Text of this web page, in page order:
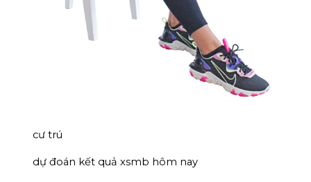
cư trú
dự đoán kết quả xsmb hôm nay